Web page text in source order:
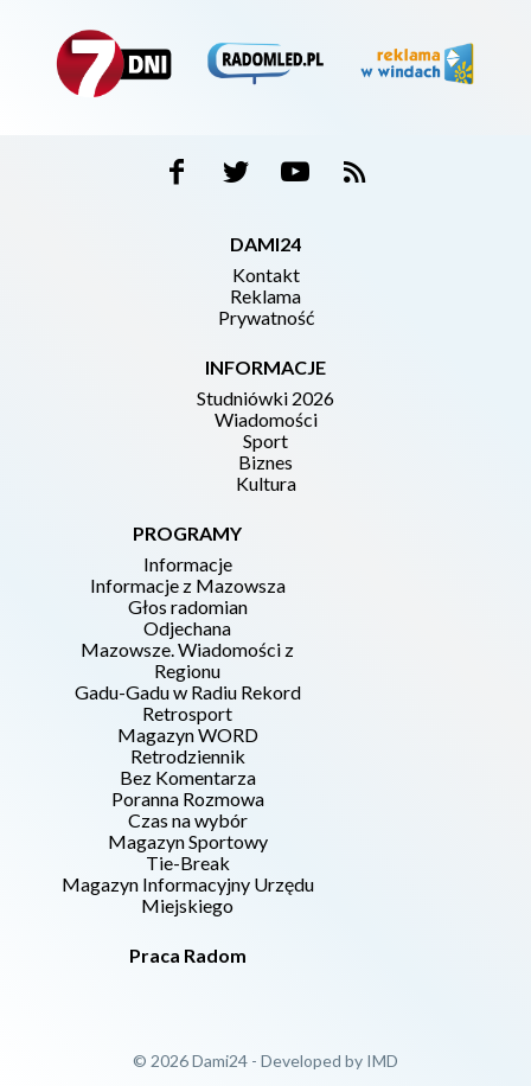
DAMI24
Kontakt
Reklama
Prywatność
INFORMACJE
Studniówki 2026
Wiadomości
Sport
Biznes
Kultura
PROGRAMY
Informacje
Informacje z Mazowsza
Głos radomian
Odjechana
Mazowsze. Wiadomości z
Regionu
Gadu-Gadu w Radiu Rekord
Retrosport
Magazyn WORD
Retrodziennik
Bez Komentarza
Poranna Rozmowa
Czas na wybór
Magazyn Sportowy
Tie-Break
Magazyn Informacyjny Urzędu
Miejskiego
Praca Radom
© 2026 Dami24 - Developed by IMD